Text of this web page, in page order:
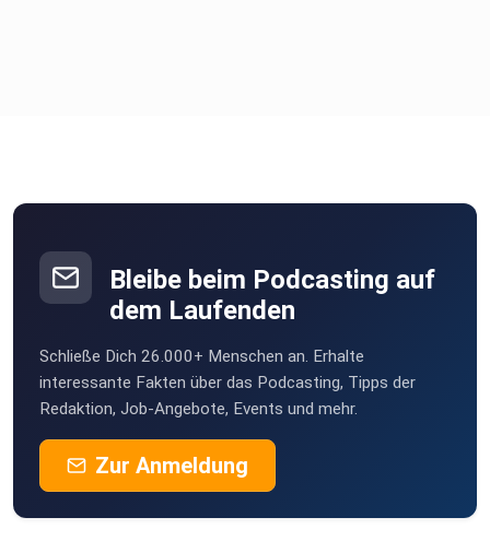
Bleibe beim Podcasting auf
dem Laufenden
Schließe Dich 26.000+ Menschen an. Erhalte
interessante Fakten über das Podcasting, Tipps der
Redaktion, Job-Angebote, Events und mehr.
Zur Anmeldung